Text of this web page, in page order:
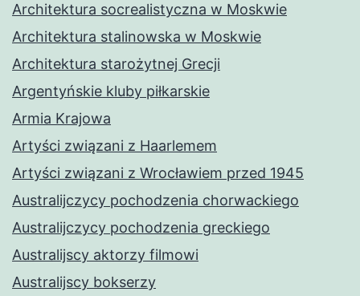
Architektura socrealistyczna w Moskwie
Architektura stalinowska w Moskwie
Architektura starożytnej Grecji
Argentyńskie kluby piłkarskie
Armia Krajowa
Artyści związani z Haarlemem
Artyści związani z Wrocławiem przed 1945
Australijczycy pochodzenia chorwackiego
Australijczycy pochodzenia greckiego
Australijscy aktorzy filmowi
Australijscy bokserzy